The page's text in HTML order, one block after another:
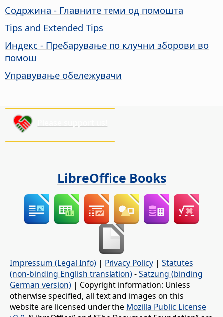
Содржина - Главните теми од помошта
Tips and Extended Tips
Индекс - Пребарување по клучни зборови во
помош
Управување обележувачи
LibreOffice Books
Impressum (Legal Info) | Privacy Policy | Statutes
(non-binding English translation) -Satzung (binding
German version) | Copyright information: Unless
otherwise specified, all text and images on this
website are licensed under the Mozilla Public License